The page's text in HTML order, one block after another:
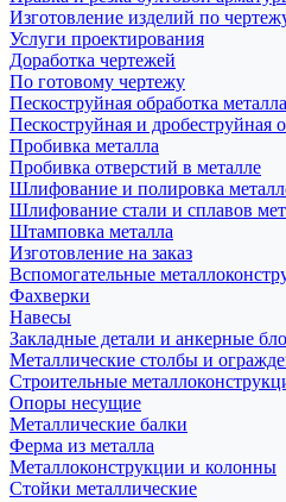
Изготовление изделий по
Услуги проектирования
Доработка чертежей
По готовому чертежу
Пескоструйная обработка металла
Пескоструйная и дробеструйная
Пробивка металла
Пробивка отверстий в металле
Шлифование и полировка
Шлифование стали и сплавов
Штамповка металла
Изготовление на заказ
Вспомогательные
Фахверки
Навесы
Закладные детали и анкерные
Металлические столбы и
Строительные
Опоры несущие
Металлические балки
Ферма из металла
Металлоконструкции и колонны
Стойки металлические